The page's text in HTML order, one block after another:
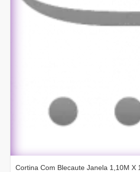
Cortina Com Blecaute Janela 1,10M X